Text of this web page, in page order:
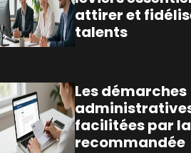
attirer et
talents
Les démarches
facilitées par
recommandée